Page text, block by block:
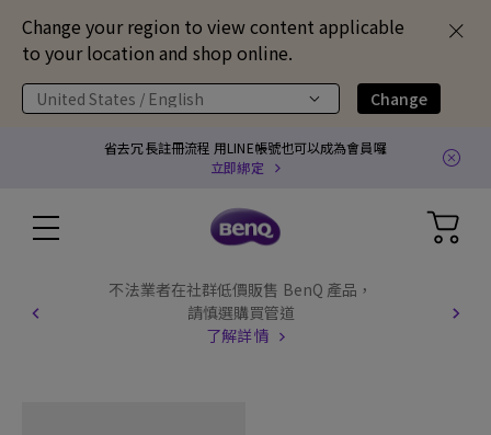
Change your region to view content applicable
to your location and shop online.
United States / English Change
省去冗長註冊流程 用LINE帳號也可以成為會員囉
立即綁定
不法業者在社群低價販售 BenQ 產品，
請慎選購買管道
了解詳情